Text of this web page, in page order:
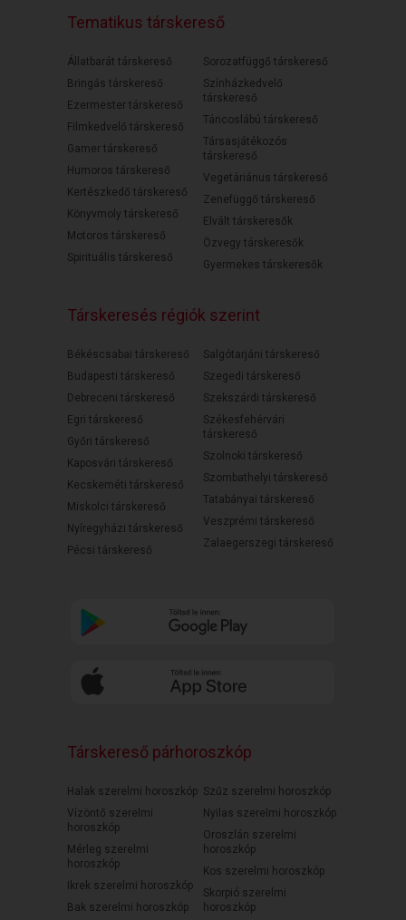
Tematikus társkereső
Állatbarát társkereső
Bringás társkereső
Ezermester társkereső
Filmkedvelő társkereső
Gamer társkereső
Humoros társkereső
Kertészkedő társkereső
Könyvmoly társkereső
Motoros társkereső
Spirituális társkereső
Sorozatfüggő társkereső
Színházkedvelő
társkereső
Táncoslábú társkereső
Társasjátékozós
társkereső
Vegetáriánus társkereső
Zenefüggő társkereső
Elvált társkeresők
Özvegy társkeresők
Gyermekes társkeresők
Társkeresés régiók szerint
Békéscsabai társkereső
Budapesti társkereső
Debreceni társkereső
Egri társkereső
Győri társkereső
Kaposvári társkereső
Kecskeméti társkereső
Miskolci társkereső
Nyíregyházi társkereső
Pécsi társkereső
Salgótarjáni társkereső
Szegedi társkereső
Szekszárdi társkereső
Székesfehérvári
társkereső
Szolnoki társkereső
Szombathelyi társkereső
Tatabányai társkereső
Veszprémi társkereső
Zalaegerszegi társkereső
Társkereső párhoroszkóp
Halak szerelmi horoszkóp
Vízöntő szerelmi
horoszkóp
Mérleg szerelmi
horoszkóp
Ikrek szerelmi horoszkóp
Bak szerelmi horoszkóp
Szűz szerelmi horoszkóp
Nyilas szerelmi horoszkóp
Oroszlán szerelmi
horoszkóp
Kos szerelmi horoszkóp
Skorpió szerelmi
horoszkóp